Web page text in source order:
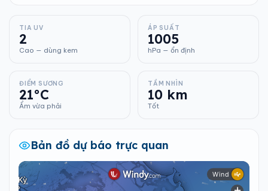
TIA UV
2
Cao — dùng kem
ÁP SUẤT
1005
hPa — ổn định
ĐIỂM SƯƠNG
21°C
Ẩm vừa phải
TẦM NHÌN
10 km
Tốt
Bản đồ dự báo trực quan